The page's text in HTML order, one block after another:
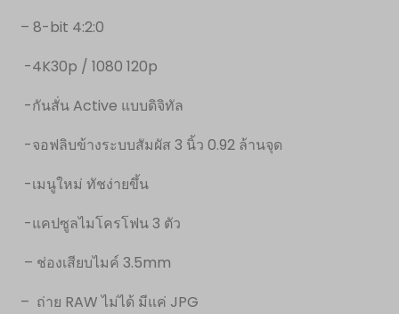
– 8-bit 4:2:0
-4K30p / 1080 120p
-กันสั่น Active แบบดิจิทัล
-จอฟลิบข้างระบบสัมผัส 3 นิ้ว 0.92 ล้านจุด
-เมนูใหม่ ทัชง่ายขึ้น
-แคปซูลไมโครโฟน 3 ตัว
– ช่องเสียบไมค์ 3.5mm
– ถ่าย RAW ไม่ได้ มีแค่ JPG